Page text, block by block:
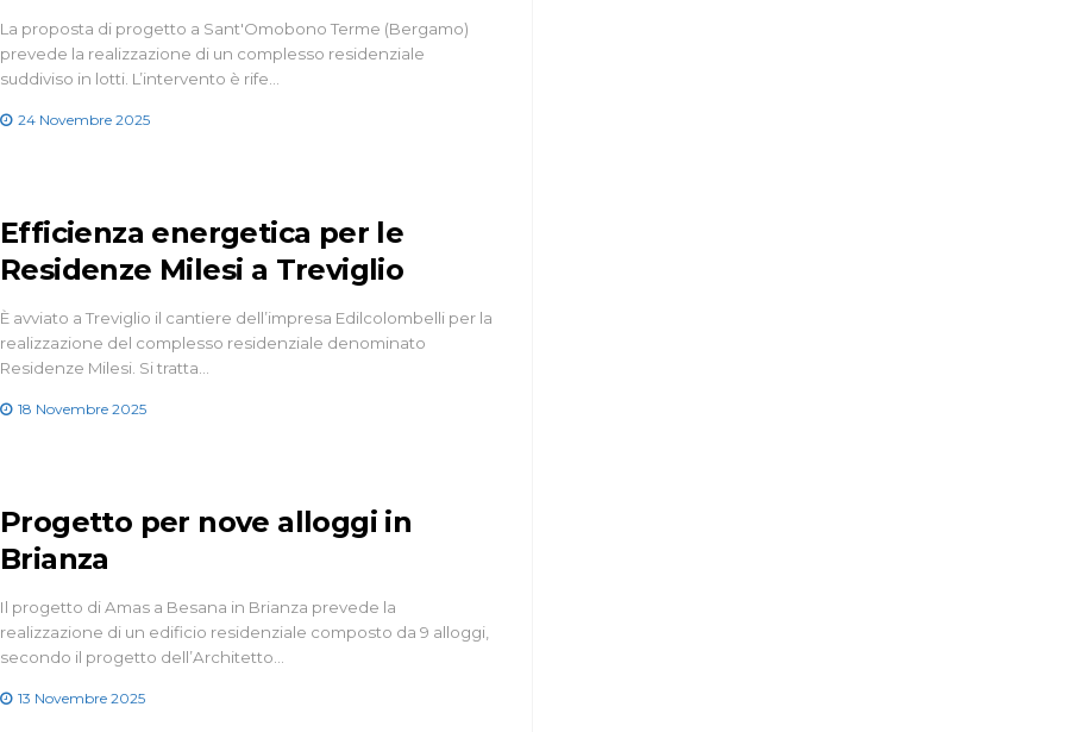
La proposta di progetto a Sant'Omobono Terme (Bergamo)
prevede la realizzazione di un complesso residenziale
suddiviso in lotti. L’intervento è rife…
24 Novembre 2025
Efficienza energetica per le
Residenze Milesi a Treviglio
È avviato a Treviglio il cantiere dell’impresa Edilcolombelli per la
realizzazione del complesso residenziale denominato
Residenze Milesi. Si tratta…
18 Novembre 2025
Progetto per nove alloggi in
Brianza
Il progetto di Amas a Besana in Brianza prevede la
realizzazione di un edificio residenziale composto da 9 alloggi,
secondo il progetto dell’Architetto…
13 Novembre 2025